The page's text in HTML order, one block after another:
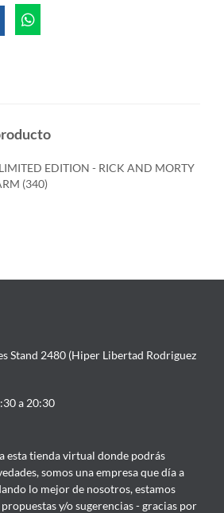
EDITION - RICK AND MORTY
(340)
Stand 2480 (Hiper Libertad Rodriguez
a 20:30
esta tienda virtual donde podrás
somos una empresa que día a
lo mejor de nosotros, estamos
y/o sugerencias - gracias por